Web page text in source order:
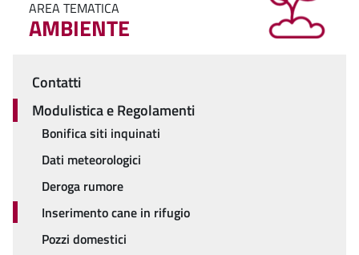
AREA TEMATICA
AMBIENTE
Menu
Contatti
Modulistica e Regolamenti
Bonifica siti inquinati
Dati meteorologici
Deroga rumore
Inserimento cane in rifugio
Pozzi domestici